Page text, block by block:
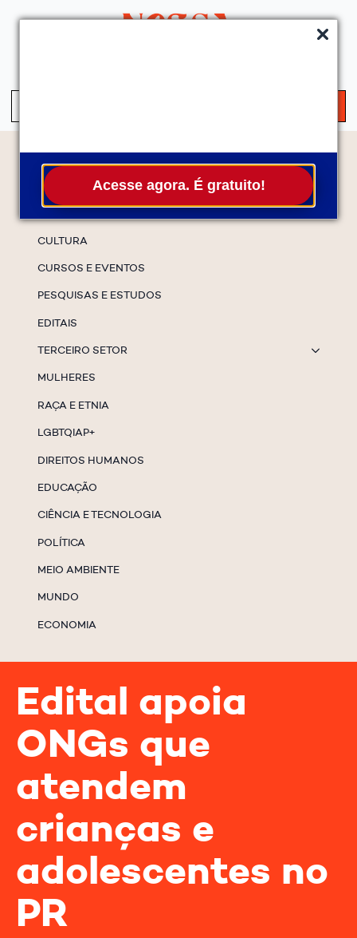
Acesse agora. É gratuito!
Temas
CULTURA
CURSOS E EVENTOS
PESQUISAS E ESTUDOS
EDITAIS
TERCEIRO SETOR
MULHERES
RAÇA E ETNIA
LGBTQIAP+
DIREITOS HUMANOS
EDUCAÇÃO
CIÊNCIA E TECNOLOGIA
POLÍTICA
MEIO AMBIENTE
MUNDO
ECONOMIA
Edital apoia
ONGs que
atendem
crianças e
adolescentes no
PR